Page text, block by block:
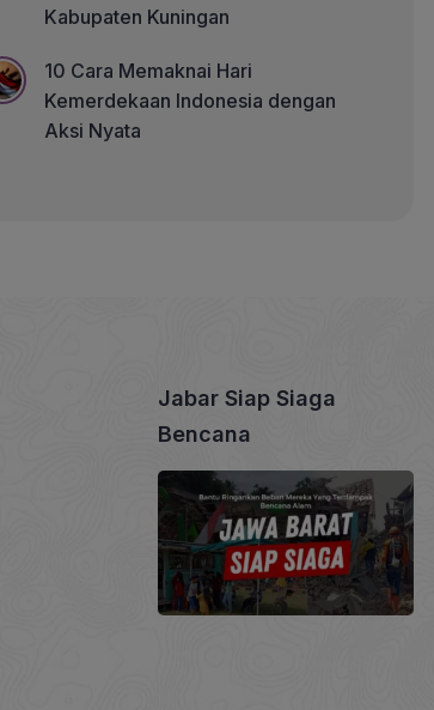
Kabupaten Kuningan
10 Cara Memaknai Hari
Kemerdekaan Indonesia dengan
Aksi Nyata
Jabar Siap Siaga
Bencana